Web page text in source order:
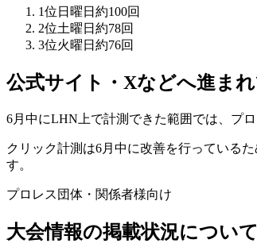
1位 日 曜日 約100回
2位土曜日 約78回
3位火曜日 約76回
公式サイト・Xなどへ進ま
6月中にLHN上で計測できた範囲では、プ
クリック計測は6月中に改善を行っている
す。
プロレス団体・関係者様向け
大会情報の掲載状況につい